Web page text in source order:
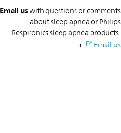
Email uswith questions or comments
about sleep apnea or Philips
Respironics sleep apnea products.
Email us